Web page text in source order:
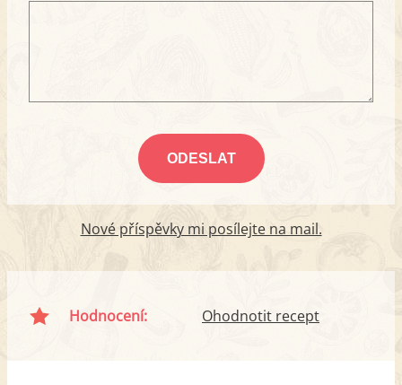
Nové příspěvky mi posílejte na mail.
Hodnocení: Ohodnotit recept